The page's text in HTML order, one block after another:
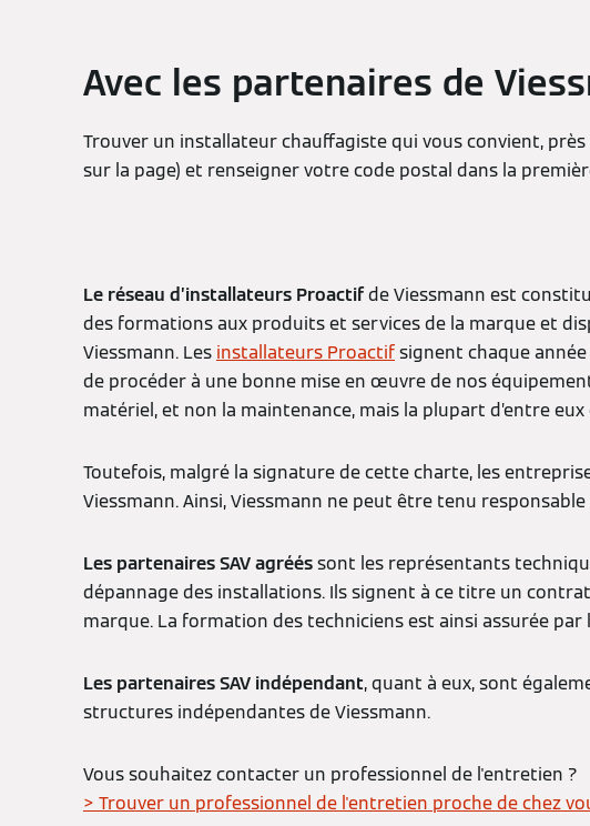
Avec les partenaires de
Trouver un installateur chauffagiste qui vous convient,
sur la page) et renseigner votre code postal dans la
Le réseau d’installateurs Proactifde Viessmann est
des formations aux produits et services de la marque et
Viessmann. Les installateurs Proactifsignent chaque
de procéder à une bonne mise en œuvre de nos
matériel, et non la maintenance, mais la plupart d’entre
Toutefois, malgré la signature de cette charte, les
Viessmann. Ainsi, Viessmann ne peut être tenu
Les partenaires SAV agrééssont les représentants
dépannage des installations. Ils signent à ce titre un
marque. La formation des techniciens est ainsi assurée
Les partenaires SAV indépendant, quant à eux, sont
structures indépendantes de Viessmann.
Vous souhaitez contacter un professionnel de l'entretien ?
> Trouver un professionnel de l'entretien proche de chez